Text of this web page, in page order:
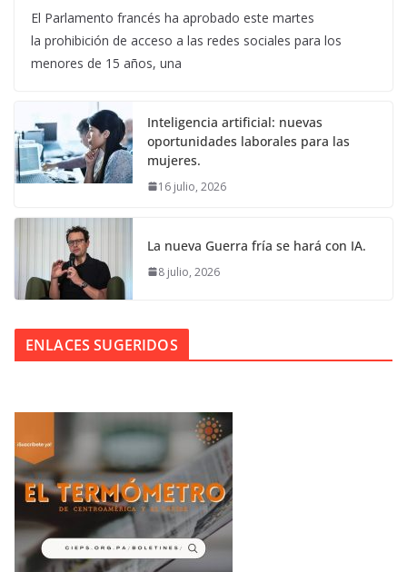
El Parlamento francés ha aprobado este martes
la prohibición de acceso a las redes sociales para los
menores de 15 años, una
Inteligencia artificial: nuevas
oportunidades laborales para las
mujeres.
16 julio, 2026
La nueva Guerra fría se hará con IA.
8 julio, 2026
ENLACES SUGERIDOS